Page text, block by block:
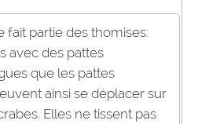
fait partie des thomises:
avec des pattes
que les pattes
ainsi se déplacer sur
Elles ne tissent pas